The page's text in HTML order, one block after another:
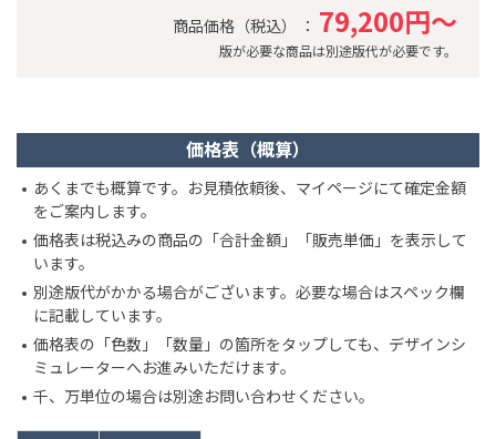
商品価格（税込） ： 79,200円～
版が必要な商品は別途版代が必要です。
価格表（概算）
あくまでも概算です。お見積依頼後、マイページにて確定金額
をご案内します。
価格表は税込みの商品の「合計金額」「販売単価」を表示して
います。
別途版代がかかる場合がございます。必要な場合はスペック欄
に記載しています。
価格表の「色数」「数量」の箇所をタップしても、デザインシ
ミュレーターへお進みいただけます。
千、万単位の場合は別途お問い合わせください。